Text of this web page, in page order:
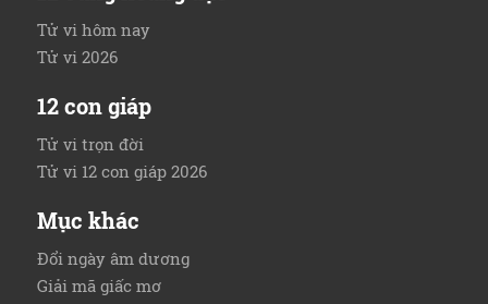
Tử vi hôm nay
Tử vi 2026
12 con giáp
Tử vi trọn đời
Tử vi 12 con giáp 2026
Mục khác
Đổi ngày âm dương
Giải mã giấc mơ